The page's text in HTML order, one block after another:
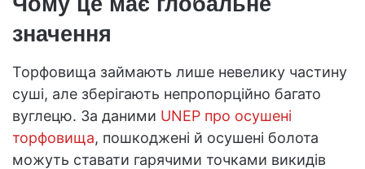
значення
Торфовища займають лише невелику частину
суші, але зберігають непропорційно багато
вуглецю. За даними UNEP про осушені
торфовища, пошкоджені й осушені болота
можуть ставати гарячими точками викидів